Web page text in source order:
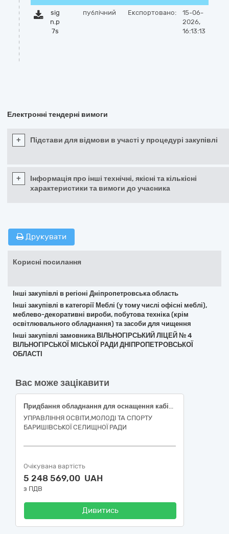
sig
n.p
7s
публічний Експортовано:
15-06-
2026,
16:13:13
Електронні тендерні вимоги
+ Підстави для відмови в участі у процедурі закупівлі
+
Інформація про інші технічні, якісні та кількісні
характеристики та вимоги до учасника
Друкувати
Корисні посилання
Інші закупівлі в регіоні Дніпропетровська область
Інші закупівлі в категорії Меблі (у тому числі офісні меблі),
меблево-декоративні вироби, побутова техніка (крім
освітлювального обладнання) та засоби для чищення
Інші закупівлі замовника ВІЛЬНОГІРСЬКИЙ ЛІЦЕЙ № 4
ВІЛЬНОГІРСЬКОЇ МІСЬКОЇ РАДИ ДНІПРОПЕТРОВСЬКОЇ
ОБЛАСТІ
Вас може зацікавити
Придбання обладнання для оснащення кабінетів фізики, хімії та біології НУШ ОЗО Баришівський ліцей Баришівської селищної ради (код за ДК 021:2015 39160000-1 Шкільні меблі)
УПРАВЛІННЯ ОСВІТИ,МОЛОДІ ТА СПОРТУ
БАРИШІВСЬКОЇ СЕЛИЩНОЇ РАДИ
Очікувана вартість
5 248 569,00 UAH
з ПДВ
Дивитись